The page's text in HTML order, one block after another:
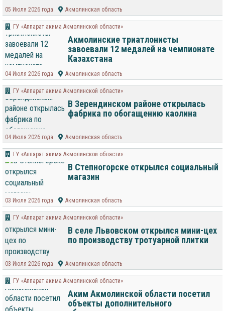
05 Июля 2026 года Акмолинская область
ГУ «Аппарат акима Акмолинской области»
Акмолинские триатлонисты
завоевали 12 медалей на чемпионате
Казахстана
04 Июля 2026 года Акмолинская область
ГУ «Аппарат акима Акмолинской области»
В Зерендинском районе открылась
фабрика по обогащению каолина
04 Июля 2026 года Акмолинская область
ГУ «Аппарат акима Акмолинской области»
В Степногорске открылся социальный
магазин
03 Июля 2026 года Акмолинская область
ГУ «Аппарат акима Акмолинской области»
В селе Львовском открылся мини-цех
по производству тротуарной плитки
03 Июля 2026 года Акмолинская область
ГУ «Аппарат акима Акмолинской области»
Аким Акмолинской области посетил
объекты дополнительного